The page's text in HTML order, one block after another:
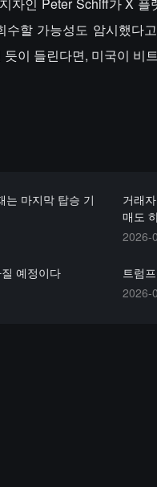
할 가능성도 암시했다
이 들린다면, 미국이 비
는 마지막 탑승 기
거래
매도
2026-
예정이다
트럼
2026-